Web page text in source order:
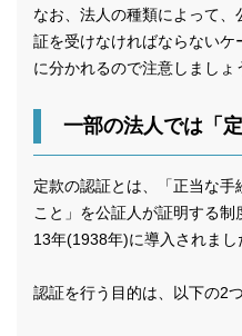
なお、法人の種類によって
証を受けなければならないケ
に分かれるので注意しましょ
一部の法人では「
定款の認証とは、「正当な
こと」を公証人が証明する
13年(1938年)に導入されまし
認証を行う目的は、以下の2つ